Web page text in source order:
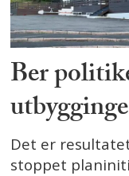
Ber
Det er
stoppet